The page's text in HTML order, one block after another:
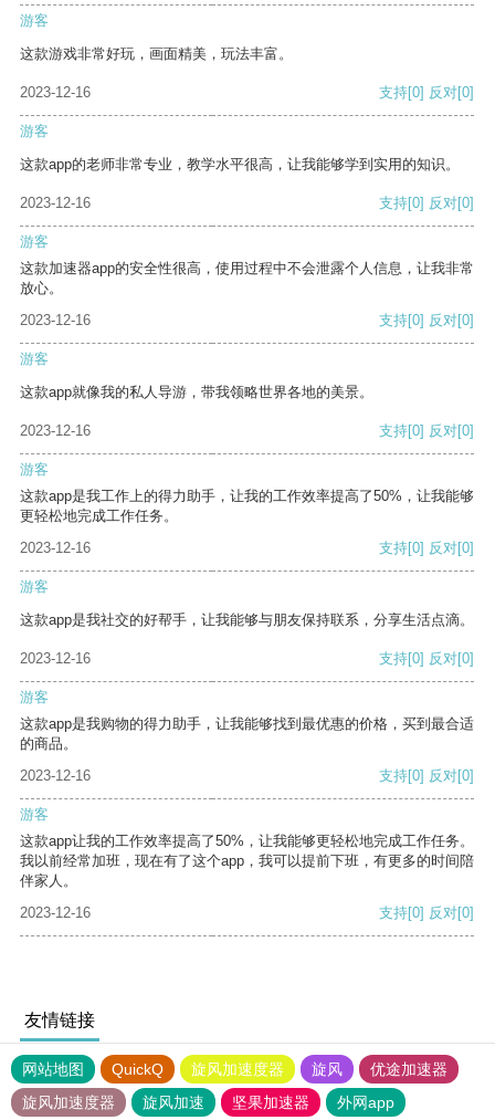
游客
这款游戏非常好玩，画面精美，玩法丰富。
2023-12-16 支持[0] 反对[0]
游客
这款app的老师非常专业，教学水平很高，让我能够学到实用的知识。
2023-12-16 支持[0] 反对[0]
游客
这款加速器app的安全性很高，使用过程中不会泄露个人信息，让我非常
放心。
2023-12-16
支持[0] 反对[0]
游客
这款app就像我的私人导游，带我领略世界各地的美景。
2023-12-16 支持[0] 反对[0]
游客
这款app是我工作上的得力助手，让我的工作效率提高了50%，让我能够
更轻松地完成工作任务。
2023-12-16
支持[0] 反对[0]
游客
这款app是我社交的好帮手，让我能够与朋友保持联系，分享生活点滴。
2023-12-16 支持[0] 反对[0]
游客
这款app是我购物的得力助手，让我能够找到最优惠的价格，买到最合适
的商品。
2023-12-16
支持[0] 反对[0]
游客
这款app让我的工作效率提高了50%，让我能够更轻松地完成工作任务。
我以前经常加班，现在有了这个app，我可以提前下班，有更多的时间陪
伴家人。
2023-12-16
支持[0] 反对[0]
友情链接
网站地图 QuickQ 旋风加速度器 旋风
优途加速器
旋风加速度器
旋风加速 坚果加速器 外网app